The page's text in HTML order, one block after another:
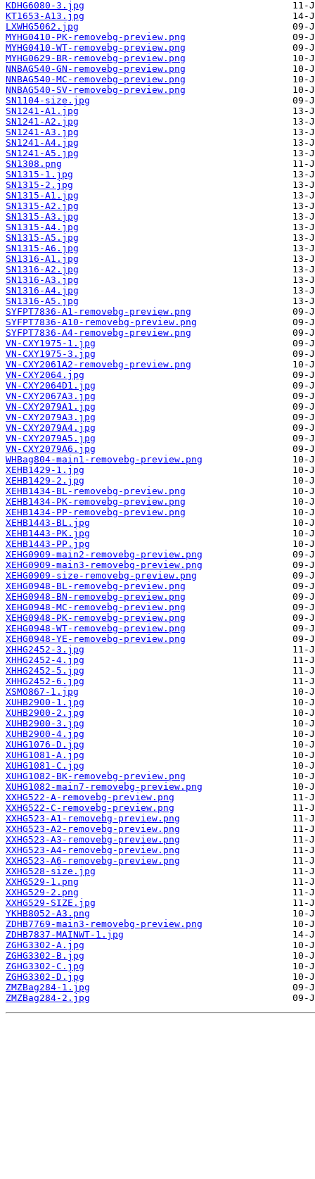
KDHG6080-3.jpg
KT1653-A13.jpg
LXWHG5062.jpg
MYHG0410-PK-removebg-preview.png
MYHG0410-WT-removebg-preview.png
MYHG0629-BR-removebg-preview.png
NNBAG540-GN-removebg-preview.png
NNBAG540-MC-removebg-preview.png
NNBAG540-SV-removebg-preview.png
SN1104-size.jpg
SN1241-A1.jpg
SN1241-A2.jpg
SN1241-A3.jpg
SN1241-A4.jpg
SN1241-A5.jpg
SN1308.png
SN1315-1.jpg
SN1315-2.jpg
SN1315-A1.jpg
SN1315-A2.jpg
SN1315-A3.jpg
SN1315-A4.jpg
SN1315-A5.jpg
SN1315-A6.jpg
SN1316-A1.jpg
SN1316-A2.jpg
SN1316-A3.jpg
SN1316-A4.jpg
SN1316-A5.jpg
SYFPT7836-A1-removebg-preview.png
SYFPT7836-A10-removebg-preview.png
SYFPT7836-A4-removebg-preview.png
VN-CXY1975-1.jpg
VN-CXY1975-3.jpg
VN-CXY2061A2-removebg-preview.png
VN-CXY2064.jpg
VN-CXY2064D1.jpg
VN-CXY2067A3.jpg
VN-CXY2079A1.jpg
VN-CXY2079A3.jpg
VN-CXY2079A4.jpg
VN-CXY2079A5.jpg
VN-CXY2079A6.jpg
WHBag804-main1-removebg-preview.png
XEHB1429-1.jpg
XEHB1429-2.jpg
XEHB1434-BL-removebg-preview.png
XEHB1434-PK-removebg-preview.png
XEHB1434-PP-removebg-preview.png
XEHB1443-BL.jpg
XEHB1443-PK.jpg
XEHB1443-PP.jpg
XEHG0909-main2-removebg-preview.png
XEHG0909-main3-removebg-preview.png
XEHG0909-size-removebg-preview.png
XEHG0948-BL-removebg-preview.png
XEHG0948-BN-removebg-preview.png
XEHG0948-MC-removebg-preview.png
XEHG0948-PK-removebg-preview.png
XEHG0948-WT-removebg-preview.png
XEHG0948-YE-removebg-preview.png
XHHG2452-3.jpg
XHHG2452-4.jpg
XHHG2452-5.jpg
XHHG2452-6.jpg
XSMO867-1.jpg
XUHB2900-1.jpg
XUHB2900-2.jpg
XUHB2900-3.jpg
XUHB2900-4.jpg
XUHG1076-D.jpg
XUHG1081-A.jpg
XUHG1081-C.jpg
XUHG1082-BK-removebg-preview.png
XUHG1082-main7-removebg-preview.png
XXHG522-A-removebg-preview.png
XXHG522-C-removebg-preview.png
XXHG523-A1-removebg-preview.png
XXHG523-A2-removebg-preview.png
XXHG523-A3-removebg-preview.png
XXHG523-A4-removebg-preview.png
XXHG523-A6-removebg-preview.png
XXHG528-size.jpg
XXHG529-1.png
XXHG529-2.png
XXHG529-SIZE.jpg
YKHB8052-A3.png
ZDHB7769-main3-removebg-preview.png
ZDHB7837-MAINWT-1.jpg
ZGHG3302-A.jpg
ZGHG3302-B.jpg
ZGHG3302-C.jpg
ZGHG3302-D.jpg
ZMZBag284-1.jpg
ZMZBag284-2.jpg